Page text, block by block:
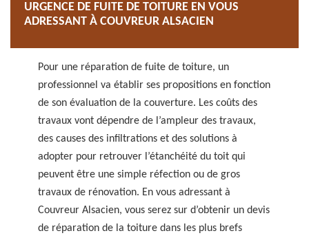
URGENCE DE FUITE DE TOITURE EN VOUS
ADRESSANT À COUVREUR ALSACIEN
Pour une réparation de fuite de toiture, un
professionnel va établir ses propositions en fonction
de son évaluation de la couverture. Les coûts des
travaux vont dépendre de l’ampleur des travaux,
des causes des infiltrations et des solutions à
adopter pour retrouver l’étanchéité du toit qui
peuvent être une simple réfection ou de gros
travaux de rénovation. En vous adressant à
Couvreur Alsacien, vous serez sur d’obtenir un devis
de réparation de la toiture dans les plus brefs